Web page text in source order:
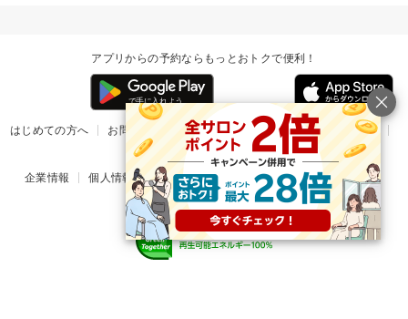
アプリからの予約ならもっとおトクで便利！
はじめての方へ お問い合わせ ヘルプ リリース情報
利用規約
掲載ご希望のサロン様
企業情報 個人情報保護方針 楽天のサービス一覧 アプリ一覧
© Rakuten Group, Inc.